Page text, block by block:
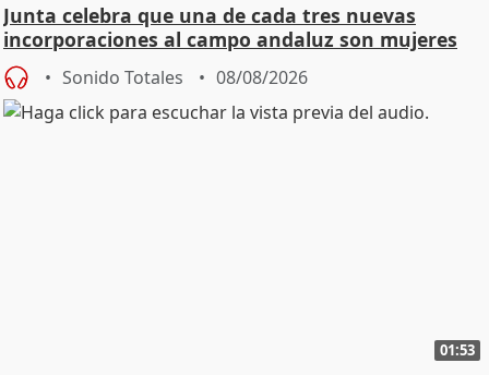
Junta celebra que una de cada tres nuevas
incorporaciones al campo andaluz son mujeres
jóvenes
Sonido Totales 08/08/2026
01:53